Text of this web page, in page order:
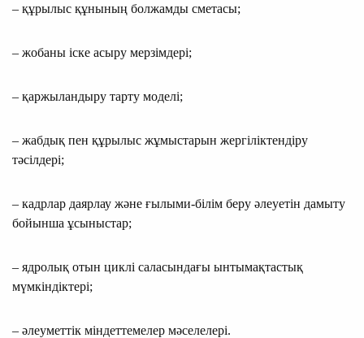
– құрылыс құнының болжамды сметасы;
– жобаны іске асыру мерзімдері;
– қаржыландыру тарту моделі;
– жабдық пен құрылыс жұмыстарын жергіліктендіру
тәсілдері;
– кадрлар даярлау және ғылыми-білім беру әлеуетін дамыту
бойынша ұсыныстар;
– ядролық отын циклі саласындағы ынтымақтастық
мүмкіндіктері;
– әлеуметтік міндеттемелер мәселелері.